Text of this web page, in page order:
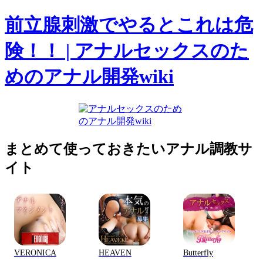
前立腺刺激でやるとこれは危
険！！ | アナルセックスのた
めのアナル開発wiki
まとめて使っておきたいアナル調教サ
イト
VERONICA HEAVEN Butterfly